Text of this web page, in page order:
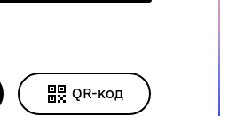
QR-код